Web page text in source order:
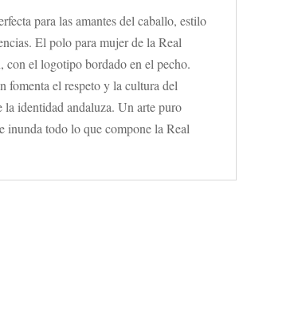
para las amantes del caballo, estilo
El polo para mujer de la Real
con el logotipo bordado en el pecho.
fomenta el respeto y la cultura del
identidad andaluza. Un arte puro
inunda todo lo que compone la Real